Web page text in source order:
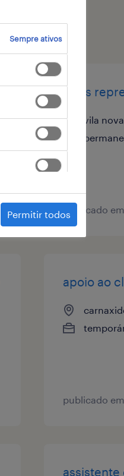
sales
vila
publicado
apoio ao
publicado
Sempre ativos
Permitir todos